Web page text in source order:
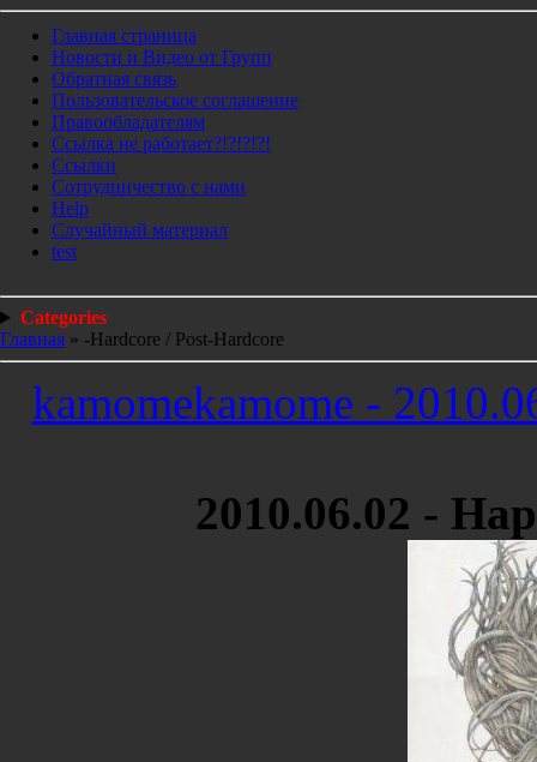
Главная страница
Новости и Видео от Групп
Обратная связь
Пользовательское соглашение
Правообладателям
Ссылка не работает?!?!?!?!
Ссылки
Сотрудничество с нами
Help
Cлучайный материал
test
Categories
Главная » -Hardcore / Post-Hardcore
kamomekamome -
2010.06.02 -